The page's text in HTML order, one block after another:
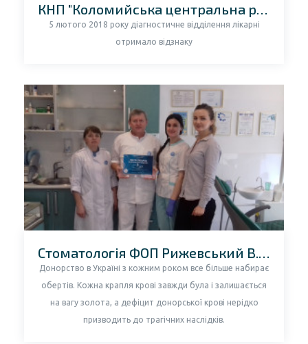
КНП "Коломийська центральна районна лікарня"
5 лютого 2018 року діагностичне відділення лікарні
отримало відзнаку
Стоматологія ФОП Рижевський В.Б., Тернопільська область
Донорство в Україні з кожним роком все більше набирає
обертів. Кожна крапля крові завжди була і залишається
на вагу золота, а дефіцит донорської крові нерідко
призводить до трагічних наслідків.